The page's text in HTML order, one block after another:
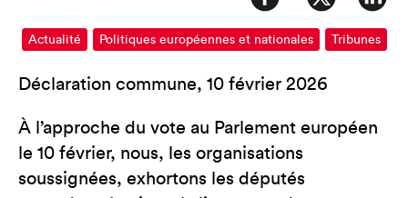
Actualité Politiques européennes et nationales Tribunes
Déclaration commune, 10 février 2026
À l’approche du vote au Parlement européen
le 10 février, nous, les organisations
soussignées, exhortons les députés